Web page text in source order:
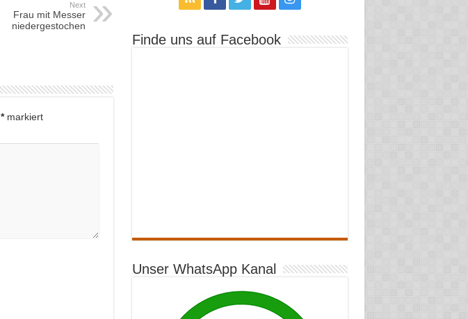
Next
Frau mit Messer
niedergestochen
*markiert
Finde uns auf Facebook
Unser WhatsApp Kanal